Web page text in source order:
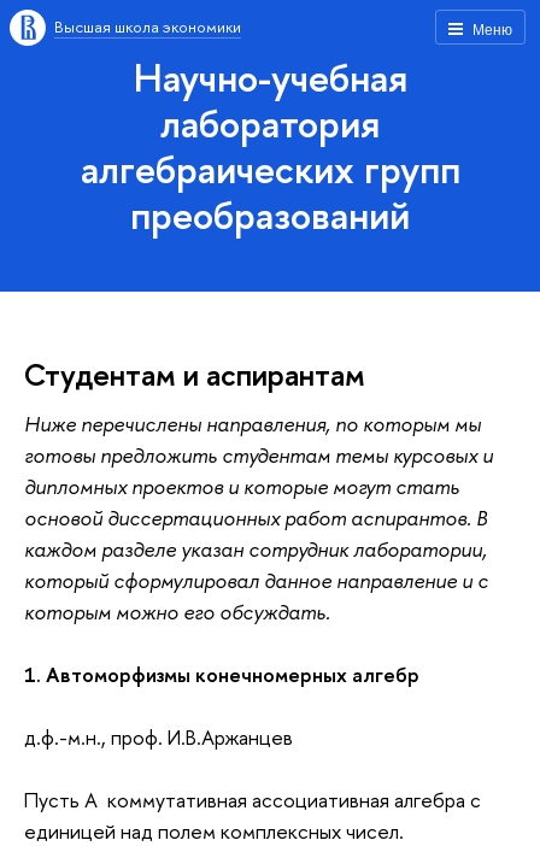
Меню
Высшая школа экономики
Научно-учебная
лаборатория
алгебраических групп
преобразований
Студентам и аспирантам
Ниже перечислены направления, по которым мы
готовы предложить студентам темы курсовых и
дипломных проектов и которые могут стать
основой диссертационных работ аспирантов. В
каждом разделе указан сотрудник лаборатории,
который сформулировал данное направление и с
которым можно его обсуждать.
1. Автоморфизмы конечномерных алгебр
д.ф.-м.н., проф. И.В.Аржанцев
Пусть A коммутативная ассоциативная алгебра с
единицей над полем комплексных чисел.